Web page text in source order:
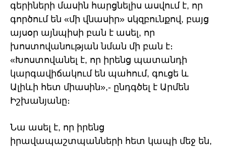
գերիների մասին հարցնելիս ասվում է, որ
գործում են «մի վնասիր» սկզբունքով, բայց
այսօր այնպիսի բան է ասել, որ
խոստովանության նման մի բան է։
«Խոստովանել է, որ իրենց պատանդի
կարգավիճակում են պահում, գուցե և
Ալիևի հետ միասին»,- ընդգծել է Արմեն
Իշխանյանը։
Նա ասել է, որ իրենց
իրավապաշտպանների հետ կապի մեջ են,